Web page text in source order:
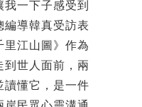
一下子感受到
編導韓真受訪表
里江山圖》作為
到世人面前，兩
讀懂它，是一件